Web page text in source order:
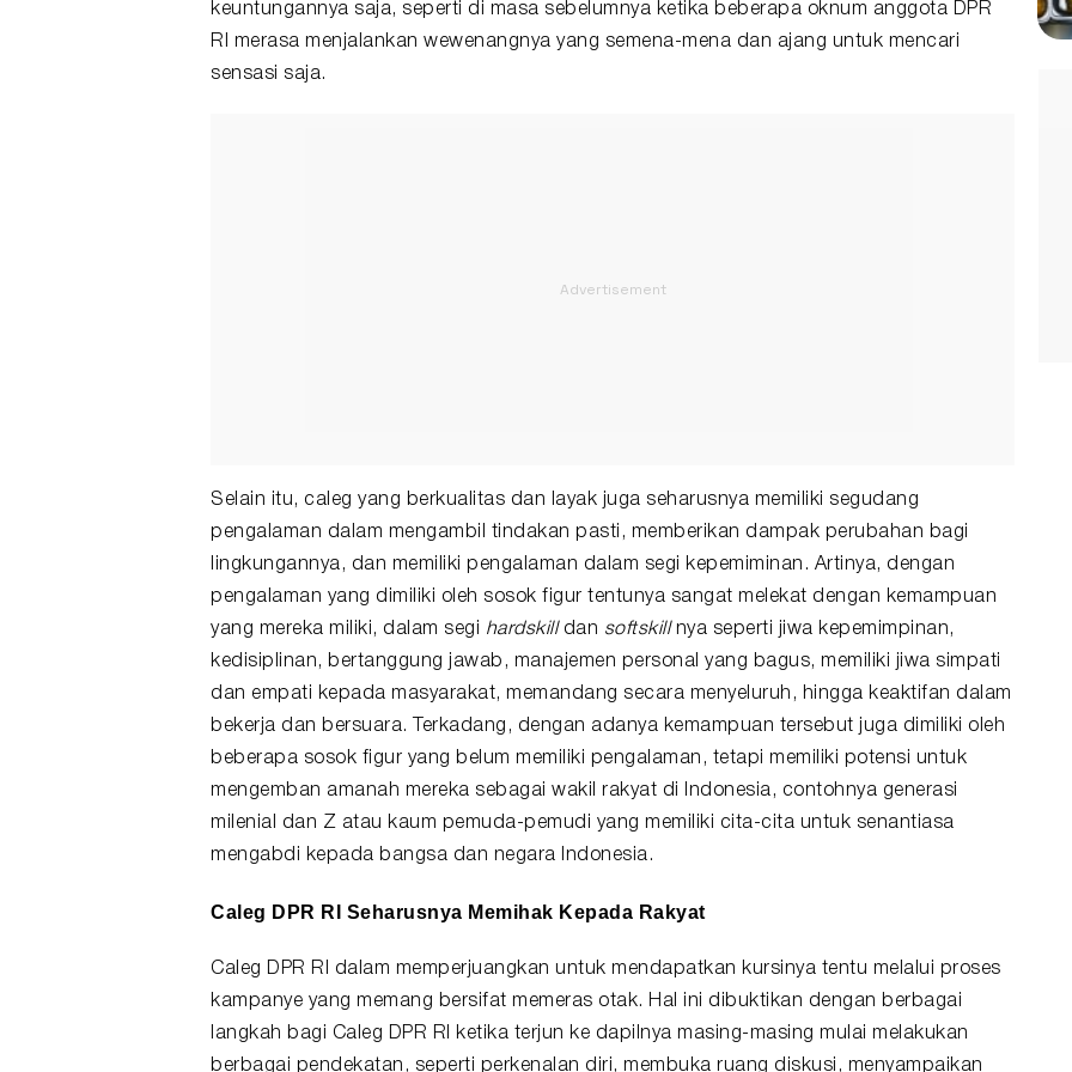
keuntungannya saja, seperti di masa sebelumnya ketika beberapa oknum anggota DPR
RI merasa menjalankan wewenangnya yang semena-mena dan ajang untuk mencari
sensasi saja.
Selain itu, caleg yang berkualitas dan layak juga seharusnya memiliki segudang
pengalaman dalam mengambil tindakan pasti, memberikan dampak perubahan bagi
lingkungannya, dan memiliki pengalaman dalam segi kepemiminan. Artinya, dengan
pengalaman yang dimiliki oleh sosok figur tentunya sangat melekat dengan kemampuan
yang mereka miliki, dalam segi
hardskill dan softskillnya seperti jiwa kepemimpinan,
kedisiplinan, bertanggung jawab, manajemen personal yang bagus, memiliki jiwa simpati
dan empati kepada masyarakat, memandang secara menyeluruh, hingga keaktifan dalam
bekerja dan bersuara. Terkadang, dengan adanya kemampuan tersebut juga dimiliki oleh
beberapa sosok figur yang belum memiliki pengalaman, tetapi memiliki potensi untuk
mengemban amanah mereka sebagai wakil rakyat di Indonesia, contohnya generasi
milenial dan Z atau kaum pemuda-pemudi yang memiliki cita-cita untuk senantiasa
mengabdi kepada bangsa dan negara Indonesia.
Caleg DPR RI Seharusnya Memihak Kepada Rakyat
Caleg DPR RI dalam memperjuangkan untuk mendapatkan kursinya tentu melalui proses
kampanye yang memang bersifat memeras otak. Hal ini dibuktikan dengan berbagai
langkah bagi Caleg DPR RI ketika terjun ke dapilnya masing-masing mulai melakukan
berbagai pendekatan, seperti perkenalan diri, membuka ruang diskusi, menyampaikan